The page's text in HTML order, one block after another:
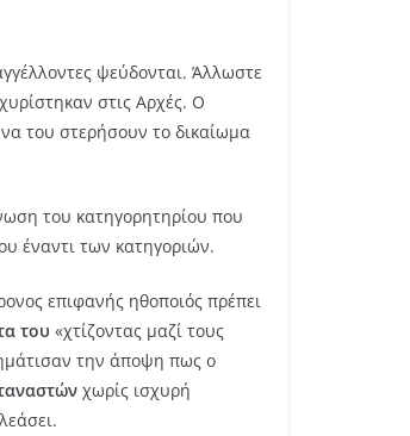
ψεύδονται. Άλλωστε
στις Αρχές. Ο
του στερήσουν το δικαίωμα
του κατηγορητηρίου που
έναντι των κατηγοριών.
επιφανής ηθοποιός πρέπει
του «χτίζοντας μαζί τους
την άποψη πως ο
χωρίς ισχυρή